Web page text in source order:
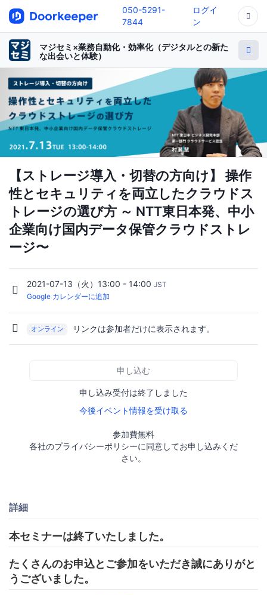
050-5291-
7844
ログイ
ン
マジセミ×業務自動化・効率化（デジタルとの新た
な出会いと体験）
【ストレージ導入・切替の方向け】 操作
性とセキュリティを両立したクラウドス
トレージの選び方 ～ NTT東日本発、中小
企業向け国内データ保管クラウドストレ
ージ〜
2021-07-13（火）13:00 - 14:00 JST
Google カレンダーに追加
オンライン リンクは参加者だけに表示されます。
申し込む
申し込み受付は終了しました
今後イベント情報を受け取る
参加費無料
各社のプライバシーポリシーに同意してお申し込みくだ
さい。
詳細
本セミナーは終了いたしました。
たくさんのお申込とご参加をいただき誠にありがと
うございました。